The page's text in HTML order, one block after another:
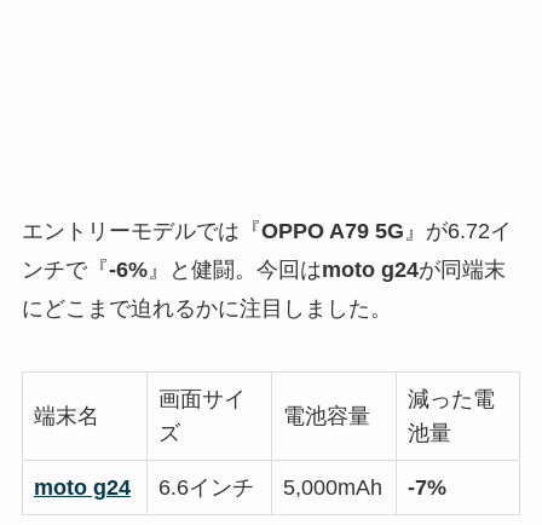
エントリーモデルでは『OPPO A79 5G 』が6.72イ
ンチで『-6%』と健闘。今回はmoto g24が同端末
にどこまで迫れるかに注目しました。
端末名
画面サイ
ズ
電池容量
減った電
池量
moto g24 6.6インチ 5,000mAh -7%